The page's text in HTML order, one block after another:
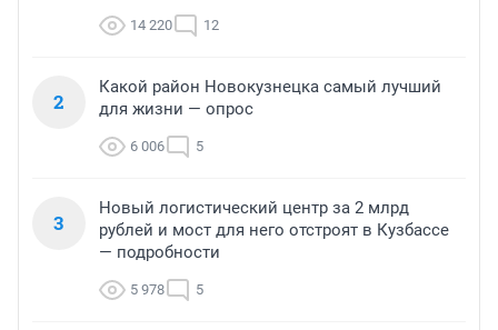
14 220 12
2
Какой район Новокузнецка самый лучший
для жизни — опрос
6 006 5
3
Новый логистический центр за 2 млрд
рублей и мост для него отстроят в Кузбассе
— подробности
5 978 5